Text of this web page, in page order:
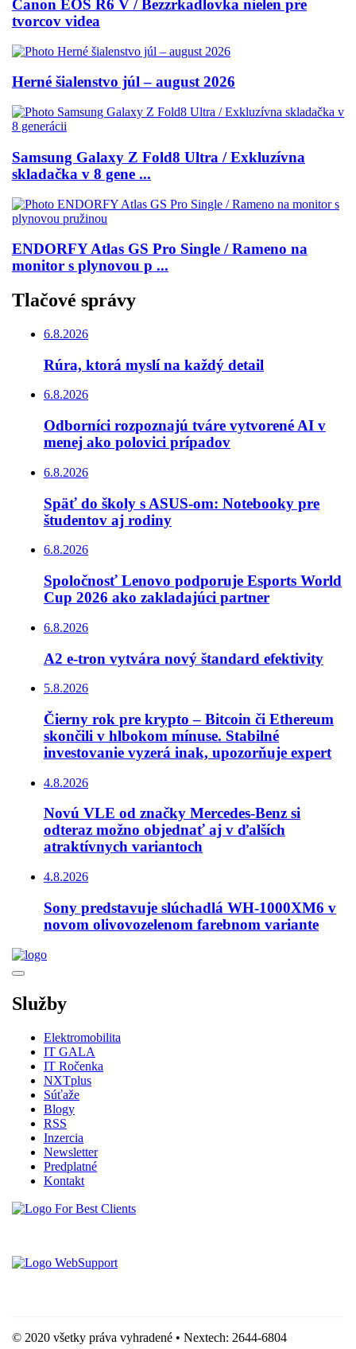
Canon EOS R6 V / Bezzrkadlovka nielen pre
tvorcov videa
Herné šialenstvo júl – august 2026
Samsung Galaxy Z Fold8 Ultra / Exkluzívna
skladačka v 8 gene ...
ENDORFY Atlas GS Pro Single / Rameno na
monitor s plynovou p ...
Tlačové správy
6.8.2026
Rúra, ktorá myslí na každý detail
6.8.2026
Odborníci rozpoznajú tváre vytvorené AI v
menej ako polovici prípadov
6.8.2026
Späť do školy s ASUS-om: Notebooky pre
študentov aj rodiny
6.8.2026
Spoločnosť Lenovo podporuje Esports World
Cup 2026 ako zakladajúci partner
6.8.2026
A2 e-tron vytvára nový štandard efektivity
5.8.2026
Čierny rok pre krypto – Bitcoin či Ethereum
skončili v hlbokom mínuse. Stabilné
investovanie vyzerá inak, upozorňuje expert
4.8.2026
Novú VLE od značky Mercedes-Benz si
odteraz možno objednať aj v ďalších
atraktívnych variantoch
4.8.2026
Sony predstavuje slúchadlá WH-1000XM6 v
novom olivovozelenom farebnom variante
Služby
Elektromobilita
IT GALA
IT Ročenka
NXTplus
Súťaže
Blogy
RSS
Inzercia
Newsletter
Predplatné
Kontakt
© 2020 všetky práva vyhradené • Nextech: 2644-6804